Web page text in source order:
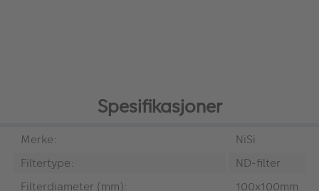
Spesifikasjoner
Merke:
NiSi
Filtertype:
ND-filter
Filterdiameter (mm):
100x100mm